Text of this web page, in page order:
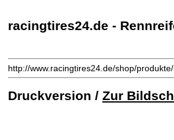
racingtires24.de -
http://www.racingtires24.de/shop/
Druckversion / Zur